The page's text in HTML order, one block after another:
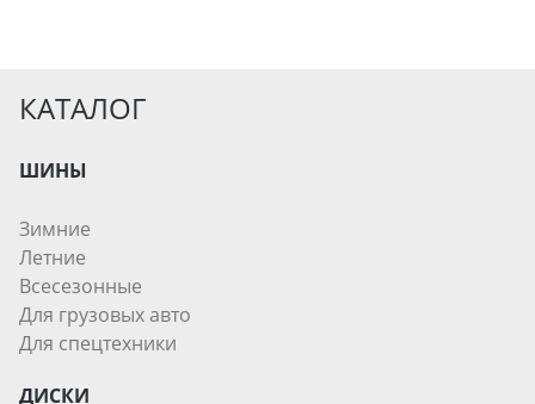
КАТАЛОГ
ШИНЫ
Зимние
Летние
Всесезонные
Для грузовых авто
Для спецтехники
ДИСКИ